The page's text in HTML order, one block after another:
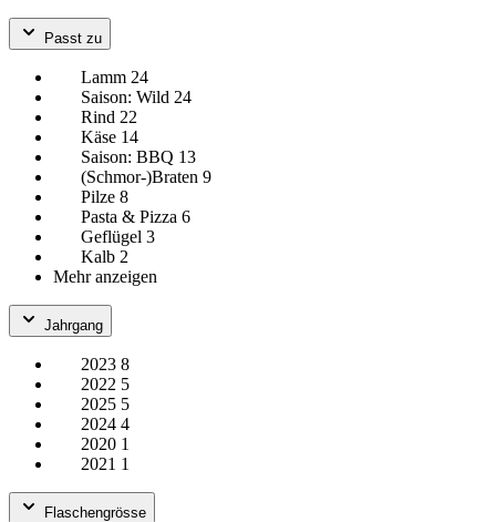
Passt zu
Lamm 24
Saison: Wild 24
Rind 22
Käse 14
Saison: BBQ 13
(Schmor-)Braten 9
Pilze 8
Pasta & Pizza 6
Geflügel 3
Kalb 2
Mehr anzeigen
Jahrgang
2023 8
2022 5
2025 5
2024 4
2020 1
2021 1
Flaschengrösse